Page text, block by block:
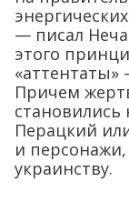
— писал
этого
Причем
Перацкий
и
украинству.